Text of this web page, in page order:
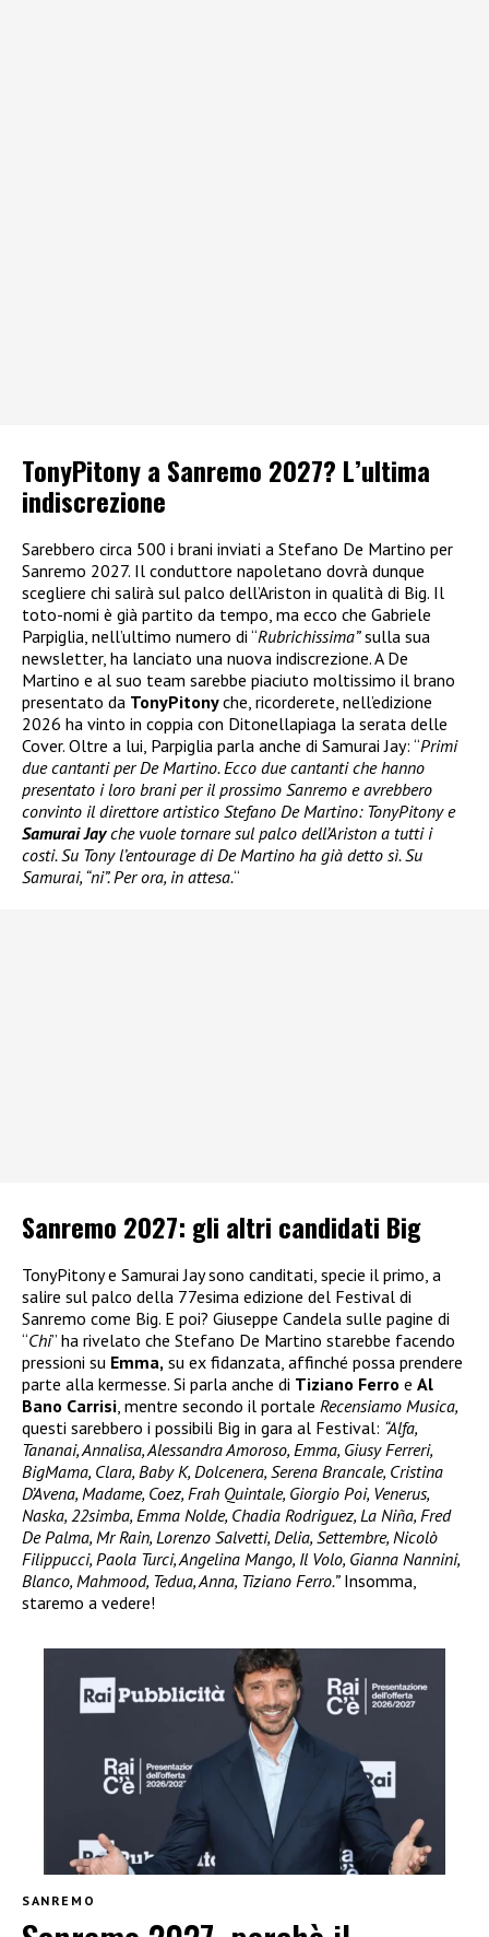
TonyPitony a Sanremo 2027? L’ultima
indiscrezione
Sarebbero circa 500 i brani inviati a Stefano De Martino per
Sanremo 2027. Il conduttore napoletano dovrà dunque
scegliere chi salirà sul palco dell’Ariston in qualità di Big. Il
toto-nomi è già partito da tempo, ma ecco che Gabriele
Parpiglia, nell’ultimo numero di “Rubrichissima”sulla sua
newsletter, ha lanciato una nuova indiscrezione. A De
Martino e al suo team sarebbe piaciuto moltissimo il brano
presentato da TonyPitonyche, ricorderete, nell’edizione
2026 ha vinto in coppia con Ditonellapiaga la serata delle
Cover. Oltre a lui, Parpiglia parla anche di Samurai Jay: “Primi
due cantanti per De Martino. Ecco due cantanti che hanno
presentato i loro brani per il prossimo Sanremo e avrebbero
convinto il direttore artistico Stefano De Martino: TonyPitony e
Samurai Jayche vuole tornare sul palco dell’Ariston a tutti i
costi. Su Tony l’entourage di De Martino ha già detto sì. Su
Samurai, “ni”. Per ora, in attesa.“
Sanremo 2027: gli altri candidati Big
TonyPitony e Samurai Jay sono canditati, specie il primo, a
salire sul palco della 77esima edizione del Festival di
Sanremo come Big. E poi? Giuseppe Candela sulle pagine di
“Chi” ha rivelato che Stefano De Martino starebbe facendo
pressioni su Emma, su ex fidanzata, affinché possa prendere
parte alla kermesse. Si parla anche di Tiziano Ferro e Al
Bano Carrisi , mentre secondo il portale Recensiamo Musica,
questi sarebbero i possibili Big in gara al Festival: “Alfa,
Tananai, Annalisa, Alessandra Amoroso, Emma, Giusy Ferreri,
BigMama, Clara, Baby K, Dolcenera, Serena Brancale, Cristina
D’Avena, Madame, Coez, Frah Quintale, Giorgio Poi, Venerus,
Naska, 22simba, Emma Nolde, Chadia Rodriguez, La Niña, Fred
De Palma, Mr Rain, Lorenzo Salvetti, Delia, Settembre, Nicolò
Filippucci, Paola Turci, Angelina Mango, Il Volo, Gianna Nannini,
Blanco, Mahmood, Tedua, Anna, Tiziano Ferro.”Insomma,
staremo a vedere!
SANREMO